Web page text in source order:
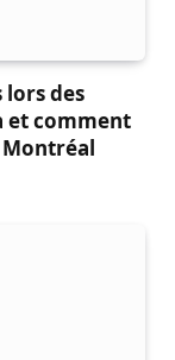
lors des
et comment